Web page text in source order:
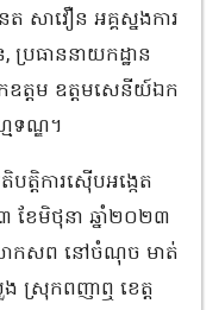
សាវឿន អគ្គស្នងការ
ប្រធាននាយកដ្ឋាន
ត្តម ឧត្តមសេនីយ៍ឯក
ទណ្ឌ។
ត្ដិការ​ស៊ើបអង្កេត
ខែមិថុនា ឆ្នាំ២០២៣
ាកសព នៅចំណុច មាត់
ស្រុកពញាឮ ខេត្ត